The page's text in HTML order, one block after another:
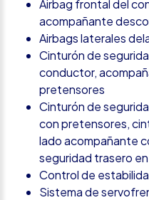
Airbag frontal del
acompañante
Airbags laterales
Cinturón de
conductor,
pretensores
Cinturón de
con pretensores,
lado acompañante
seguridad trasero
Control de
Sistema de